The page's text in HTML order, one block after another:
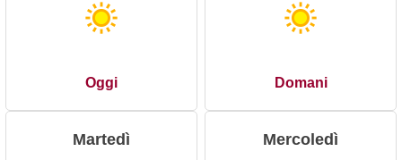
Oggi Domani
Martedì Mercoledì